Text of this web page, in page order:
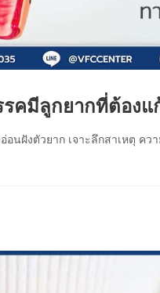
รคมีลูกยากที่ต้อง
นฝังตัวยาก เจาะลึกสาเหตุ คว